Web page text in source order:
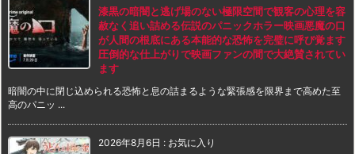
漆黒の暗闇と逃げ場のない極限空間で観客の心理を容
赦なく追い詰める伝説のパニックホラー映画悪魔の口
が人間の根底にある本能的な恐怖を完璧に呼び覚ます
圧倒的な仕上がりで映画ファンの間で大絶賛されてい
ます
暗闇の中に閉じ込められる恐怖と息の詰まるような緊張感を限界まで高めた至
高のパニッ ...
2026年8月6日 : お気に入り